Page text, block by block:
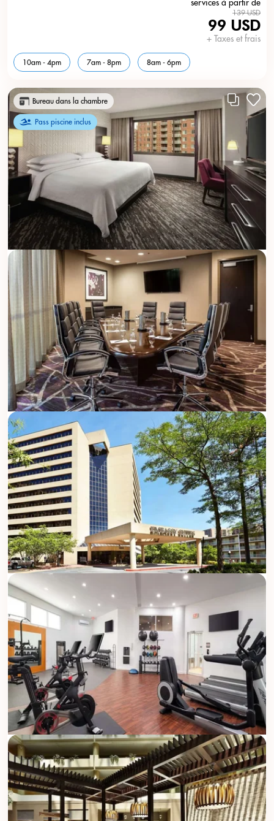
services à partir de
139 USD
99 USD
+ Taxes et frais
10am - 4pm 7am - 8pm 8am - 6pm
Bureau dans la chambre
Pass piscine inclus